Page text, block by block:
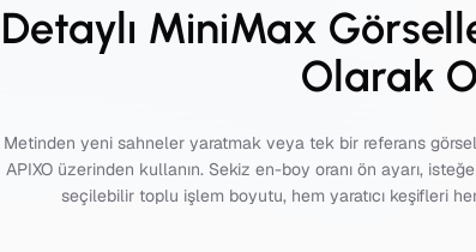
Detaylı MiniMax
Olarak
Metinden yeni sahneler yaratmak veya tek bir referans
APIXO üzerinden kullanın. Sekiz en-boy oranı ön ayarı,
seçilebilir toplu işlem boyutu, hem yaratıcı keşifleri